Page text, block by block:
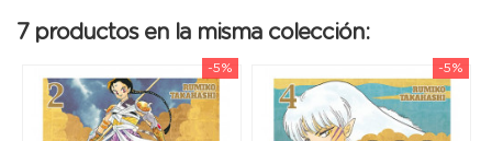
7 productos en la misma colección:
-5% -5%